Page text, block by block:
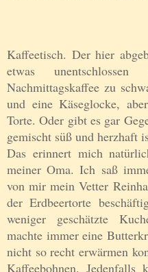
Kaffeetisch. Der hier
etwas
Nachmittagskaffee zu
und eine Käseglocke,
Torte. Oder gibt es gar
gemischt süß und herzhaft
Das erinnert mich
meiner Oma. Ich saß
von mir mein Vetter
der Erdbeertorte
weniger geschätzte
machte immer eine
nicht so recht erwärmen
Kaffeebohnen. Jedenfalls